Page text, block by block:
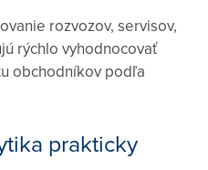
rozvozov, servisov,
rýchlo vyhodnocovať
obchodníkov podľa
prakticky